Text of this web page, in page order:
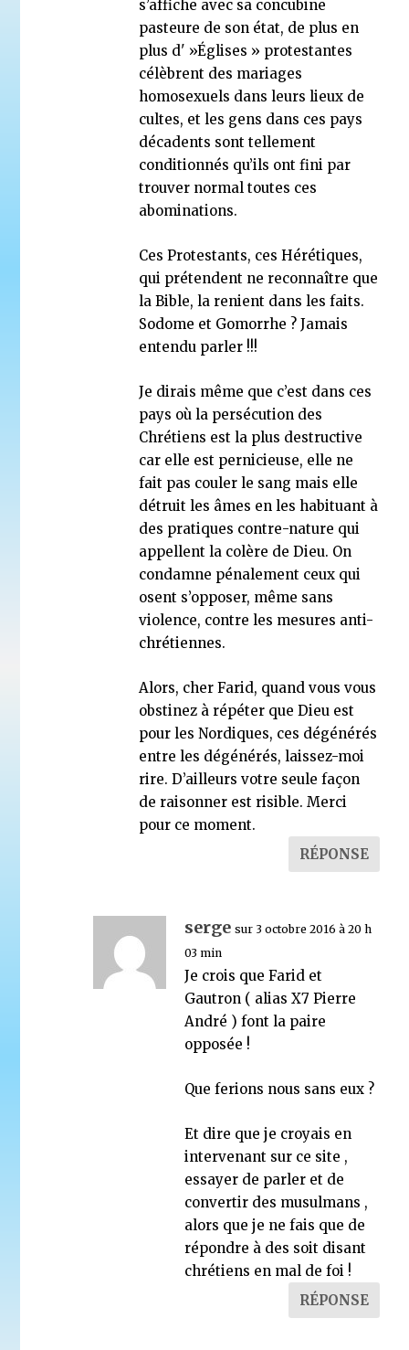
s’affiche avec sa concubine
pasteure de son état, de plus en
plus d' »Églises » protestantes
célèbrent des mariages
homosexuels dans leurs lieux de
cultes, et les gens dans ces pays
décadents sont tellement
conditionnés qu’ils ont fini par
trouver normal toutes ces
abominations.
Ces Protestants, ces Hérétiques,
qui prétendent ne reconnaître que
la Bible, la renient dans les faits.
Sodome et Gomorrhe ? Jamais
entendu parler !!!
Je dirais même que c’est dans ces
pays où la persécution des
Chrétiens est la plus destructive
car elle est pernicieuse, elle ne
fait pas couler le sang mais elle
détruit les âmes en les habituant à
des pratiques contre-nature qui
appellent la colère de Dieu. On
condamne pénalement ceux qui
osent s’opposer, même sans
violence, contre les mesures anti-
chrétiennes.
Alors, cher Farid, quand vous vous
obstinez à répéter que Dieu est
pour les Nordiques, ces dégénérés
entre les dégénérés, laissez-moi
rire. D’ailleurs votre seule façon
de raisonner est risible. Merci
pour ce moment.
RÉPONSE
serge sur 3 octobre 2016 à 20 h
03 min
Je crois que Farid et
Gautron ( alias X7 Pierre
André ) font la paire
opposée !
Que ferions nous sans eux ?
Et dire que je croyais en
intervenant sur ce site ,
essayer de parler et de
convertir des musulmans ,
alors que je ne fais que de
répondre à des soit disant
chrétiens en mal de foi !
RÉPONSE